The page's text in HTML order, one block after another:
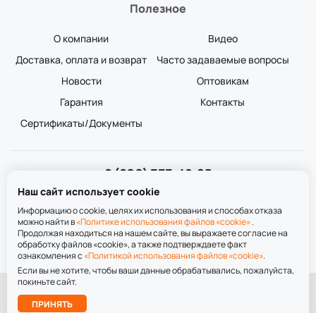
Полезное
О компании
Доставка, оплата и возврат
Новости
Гарантия
Сертификаты/Документы
Видео
Часто задаваемые вопросы
Оптовикам
Контакты
8 (800) 333-49-25
Звонок бесплатный
пн-пт 8:00-20:00
сб-вс 9:00-20:00
При использовании материалов сайта ссылка на сайт обязательна.
Политика обработки персональных данных
Наш сайт использует cookie
Информацию о cookie, целях их использования и способах отказа
можно найти в«Политике использования файлов «cookie».
Продолжая находиться на нашем сайте, вы выражаете согласие на
обработку файлов «cookie», а также подтверждаете факт
ознакомления с «Политикой использования файлов «cookie».
Если вы не хотите, чтобы ваши данные обрабатывались, пожалуйста,
покиньте сайт.
ПРИНЯТЬ
Подобрать
лестницу